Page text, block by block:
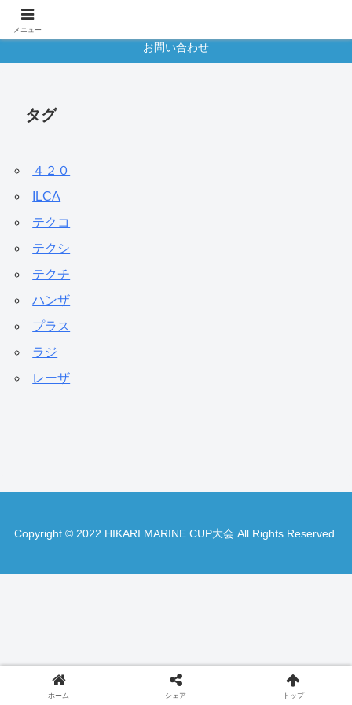
お問い合わせ
タグ
４２０
ILCA
テクコ
テクシ
テクチ
ハンザ
プラス
ラジ
レーザ
Copyright © 2022 HIKARI MARINE CUP大会 All Rights Reserved.
メニュー
ホーム シェア トップ